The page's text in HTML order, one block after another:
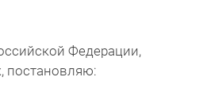
Федерации,
постановляю: